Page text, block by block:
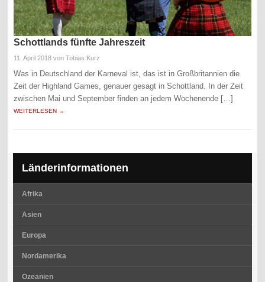
Schottlands fünfte Jahreszeit
11. April 2018 von Tobias Kurz
Was in Deutschland der Karneval ist, das ist in Großbritannien die
Zeit der Highland Games, genauer gesagt in Schottland. In der Zeit
zwischen Mai und September finden an jedem Wochenende […]
WEITERLESEN →
Länderinformationen
Afrika
Asien
Europa
Nordamerika
Ozeanien